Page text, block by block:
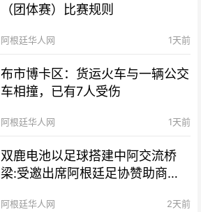
（团体赛）比赛规则
阿根廷华人网 1天前
布市博卡区：货运火车与一辆公交
车相撞，已有7人受伤
阿根廷华人网 1天前
双鹿电池以足球搭建中阿交流桥
梁:受邀出席阿根廷足协赞助商招
阿根廷华人网 2天前